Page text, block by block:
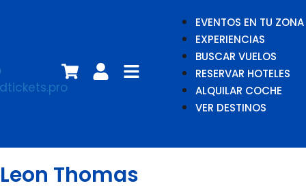
EVENTOS EN TU ZONA
EXPERIENCIAS
BUSCAR VUELOS
RESERVAR HOTELES
ALQUILAR COCHE
VER DESTINOS
Leon Thomas